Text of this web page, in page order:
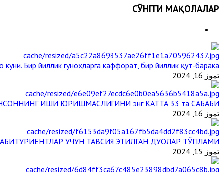
СЎНГГИ МАҚОЛАЛАР
Бир йиллик гуноҳларга каффорат, бир йиллик қут-барака
تموز 16, 2024
ИШИ ЮРИШМАСЛИГИНИ энг КАТТА 33 та САБАБИ
تموز 16, 2024
АБИТУРИЕНТЛАР УЧУН ТАВСИЯ ЭТИЛГАН ДУОЛАР ТЎПЛАМИ
تموز 15, 2024